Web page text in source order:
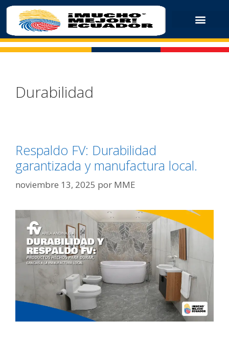
Durabilidad
Respaldo FV: Durabilidad
garantizada y manufactura local.
noviembre 13, 2025 por MME